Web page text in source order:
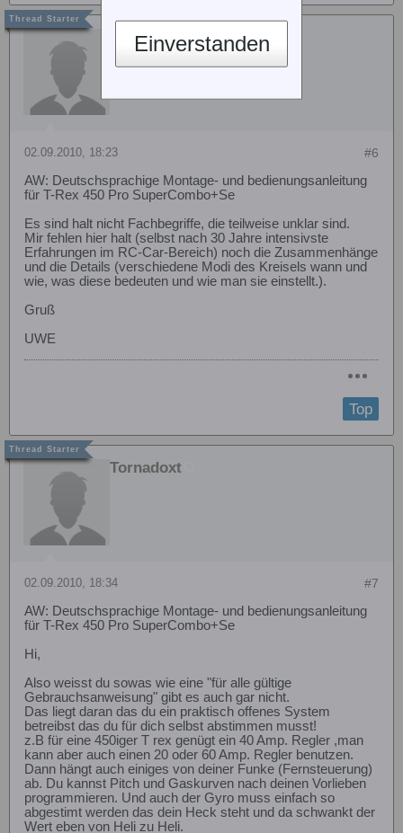
Formular1
#6
02.09.2010, 18:23
AW: Deutschsprachige Montage- und bedienungsanleitung
für T-Rex 450 Pro SuperCombo+Se
Es sind halt nicht Fachbegriffe, die teilweise unklar sind.
Mir fehlen hier halt (selbst nach 30 Jahre intensivste
Erfahrungen im RC-Car-Bereich) noch die Zusammenhänge
und die Details (verschiedene Modi des Kreisels wann und
wie, was diese bedeuten und wie man sie einstellt.).
Gruß
UWE
Top
Tornadoxt
#7
02.09.2010, 18:34
AW: Deutschsprachige Montage- und bedienungsanleitung
für T-Rex 450 Pro SuperCombo+Se
Hi,
Also weisst du sowas wie eine "für alle gültige
Gebrauchsanweisung" gibt es auch gar nicht.
Das liegt daran das du ein praktisch offenes System
betreibst das du für dich selbst abstimmen musst!
z.B für eine 450iger T rex genügt ein 40 Amp. Regler ,man
kann aber auch einen 20 oder 60 Amp. Regler benutzen.
Dann hängt auch einiges von deiner Funke (Fernsteuerung)
ab. Du kannst Pitch und Gaskurven nach deinen Vorlieben
programmieren. Und auch der Gyro muss einfach so
abgestimt werden das dein Heck steht und da schwankt der
Wert eben von Heli zu Heli.
Einverstanden